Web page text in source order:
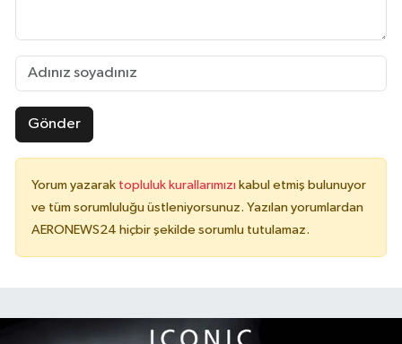
Gönder
Yorum yazarak topluluk kurallarımızı kabul etmiş bulunuyor
ve tüm sorumluluğu üstleniyorsunuz. Yazılan yorumlardan
AERONEWS24 hiçbir şekilde sorumlu tutulamaz.